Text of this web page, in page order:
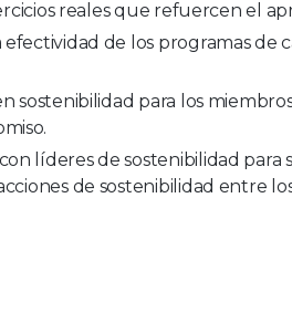
reales que refuercen el
de los programas de
sostenibilidad para los
líderes de sostenibilidad para
de sostenibilidad entre